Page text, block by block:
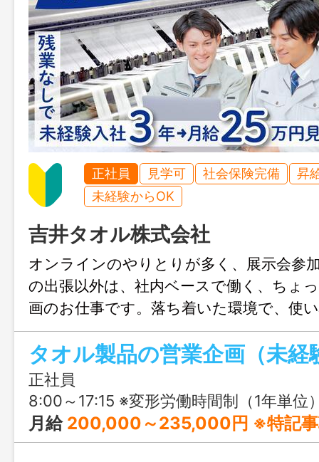
正社員 見学可 社会保険完備
昇
未経験からOK
吉井タオル株式会社
オンラインのやりとりが多く、展示会参
の出張以外は、社内ベースで働く、ちょ
画のお仕事です。落ち着いた環境で、使
手の良いタオルづくりの知識を身に着け
企画開発・受注から納品までの段取り手
業広報・商品づくりや販売の企画開発で
か。
タオル製品の営業企画（未経
正社員
8:00～17:15 ※変形労働時間制（1年単位
月給 200,000～235,000円 ※特記事